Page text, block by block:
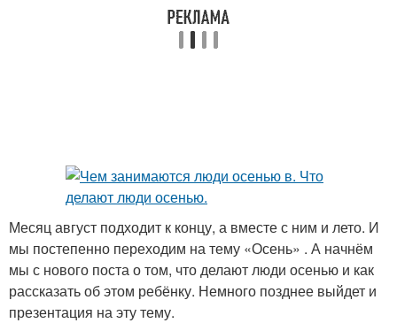
Месяц август подходит к концу, а вместе с ним и лето. И
мы постепенно переходим на тему «Осень» . А начнём
мы с нового поста о том, что делают люди осенью и как
рассказать об этом ребёнку. Немного позднее выйдет и
презентация на эту тему.